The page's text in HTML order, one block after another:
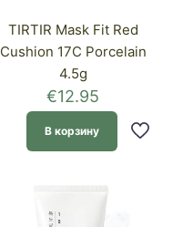
TIRTIR Mask Fit Red
Cushion 17C Porcelain
4.5g
€12.95
В корзину